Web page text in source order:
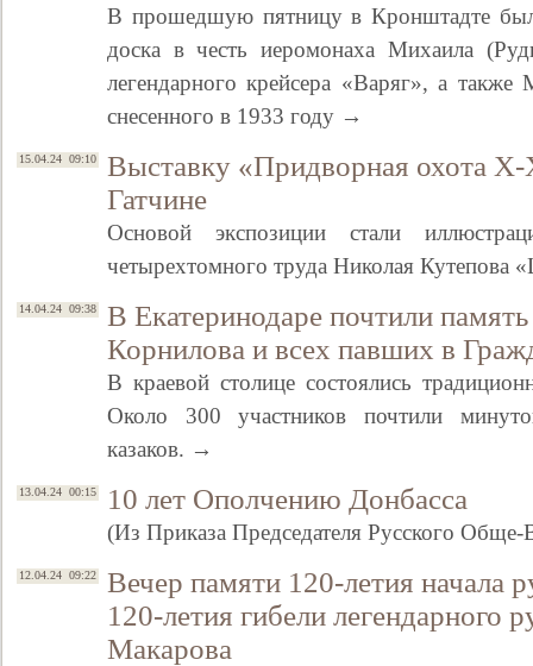
В прошедшую пятницу в Кронштадте
доска в честь иеромонаха Михаила
легендарного крейсера «Варяг», а также
снесенного в 1933 году →
15.04.24 09:10
Выставку «Придворная охота
Гатчине
Основой экспозиции стали
четырехтомного труда Николая Кутепова
14.04.24 09:38
В Екатеринодаре почтили
Корнилова и всех павших в
В краевой столице состоялись
Около 300 участников почтили
казаков. →
13.04.24 00:15 10 лет Ополчению Донбасса
(Из Приказа Председателя Русского
12.04.24 09:22
Вечер памяти 120-летия начала
120-летия гибели легендарного
Макарова
Свидетельство